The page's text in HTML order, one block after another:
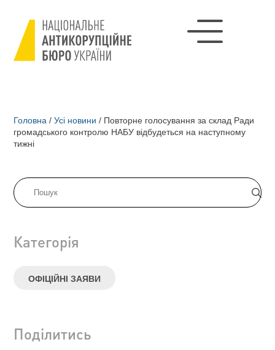
Головна / Усі новини / Повторне голосування за склад Ради
громадського контролю НАБУ відбудеться на наступному
тижні
Категорія
ОФІЦІЙНІ ЗАЯВИ
Поділитись